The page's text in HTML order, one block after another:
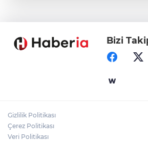
Samsun’da Alaçam'a
Yapay zekada onlarca
Bizi
Gizlilik Politikası
Çerez Politikası
Veri Politikası